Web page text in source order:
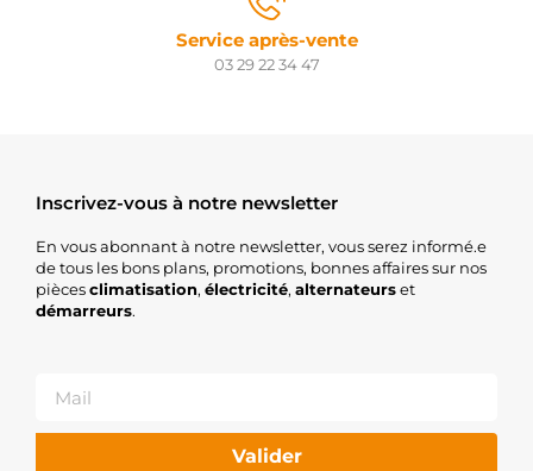
Service après-vente
03 29 22 34 47
Inscrivez-vous à notre newsletter
En vous abonnant à notre newsletter, vous serez informé.e
de tous les bons plans, promotions, bonnes affaires sur nos
piècesclimatisation, électricité, alternateurset
démarreurs.
Valider